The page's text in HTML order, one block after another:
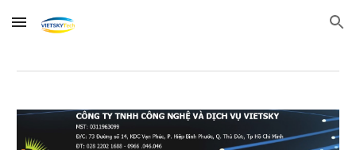
Skip to main content Skip to navigation